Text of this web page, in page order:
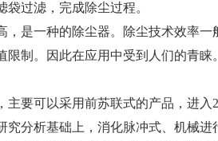
过滤，完成除尘过程。
是一种的除尘器。除尘技术效率一
制。因此在应用中受到人们的青睐
要可以采用前苏联式的产品，进入
分析基础上，消化脉冲式、机械